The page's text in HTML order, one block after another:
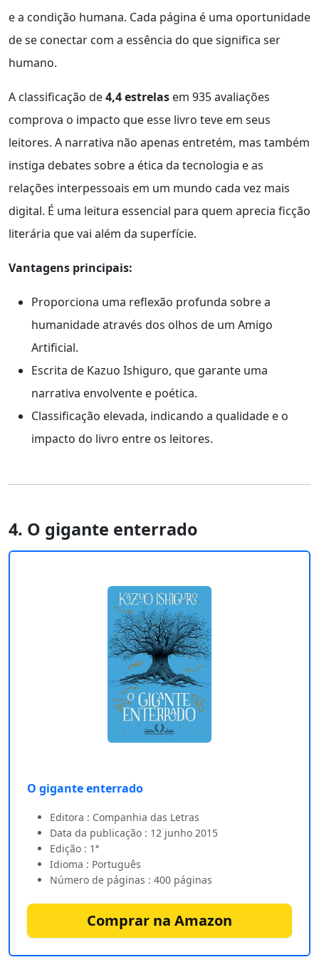
e a condição humana. Cada página é uma oportunidade
de se conectar com a essência do que significa ser
humano.
A classificação de4,4 estrelas em 935 avaliações
comprova o impacto que esse livro teve em seus
leitores. A narrativa não apenas entretém, mas também
instiga debates sobre a ética da tecnologia e as
relações interpessoais em um mundo cada vez mais
digital. É uma leitura essencial para quem aprecia ficção
literária que vai além da superfície.
Vantagens principais:
Proporciona uma reflexão profunda sobre a
humanidade através dos olhos de um Amigo
Artificial.
Escrita de Kazuo Ishiguro, que garante uma
narrativa envolvente e poética.
Classificação elevada, indicando a qualidade e o
impacto do livro entre os leitores.
4. O gigante enterrado
O gigante enterrado
Editora : Companhia das Letras
Data da publicação : 12 junho 2015
Edição : 1ª
Idioma : Português
Número de páginas : 400 páginas
Comprar na Amazon